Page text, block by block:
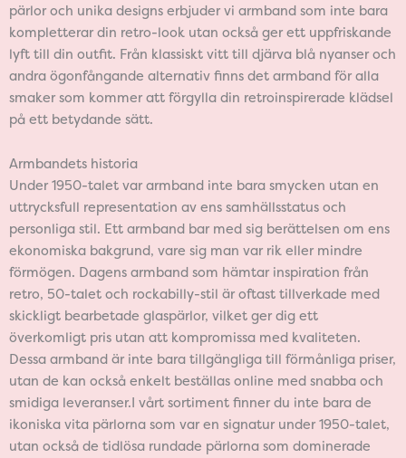
pärlor och unika designs erbjuder vi armband som inte bara
kompletterar din retro-look utan också ger ett uppfriskande
lyft till din outfit. Från klassiskt vitt till djärva blå nyanser och
andra ögonfångande alternativ finns det armband för alla
smaker som kommer att förgylla din retroinspirerade klädsel
på ett betydande sätt.
Armbandets historia
Under 1950-talet var armband inte bara smycken utan en
uttrycksfull representation av ens samhällsstatus och
personliga stil. Ett armband bar med sig berättelsen om ens
ekonomiska bakgrund, vare sig man var rik eller mindre
förmögen. Dagens armband som hämtar inspiration från
retro, 50-talet och rockabilly-stil är oftast tillverkade med
skickligt bearbetade glaspärlor, vilket ger dig ett
överkomligt pris utan att kompromissa med kvaliteten.
Dessa armband är inte bara tillgängliga till förmånliga priser,
utan de kan också enkelt beställas online med snabba och
smidiga leveranser.I vårt sortiment finner du inte bara de
ikoniska vita pärlorna som var en signatur under 1950-talet,
utan också de tidlösa rundade pärlorna som dominerade